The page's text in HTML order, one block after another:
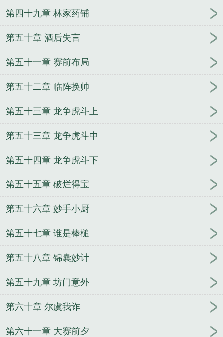
第四十九章 林家药铺
第五十章 酒后失言
第五十一章 赛前布局
第五十二章 临阵换帅
第五十三章 龙争虎斗上
第五十三章 龙争虎斗中
第五十四章 龙争虎斗下
第五十五章 破烂得宝
第五十六章 妙手小厨
第五十七章 谁是棒槌
第五十八章 锦囊妙计
第五十九章 坊门意外
第六十章 尔虞我诈
第六十一章 大赛前夕